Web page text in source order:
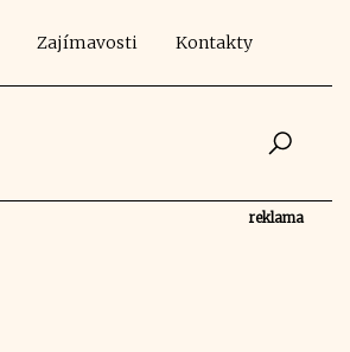
Zajímavosti Kontakty
reklama